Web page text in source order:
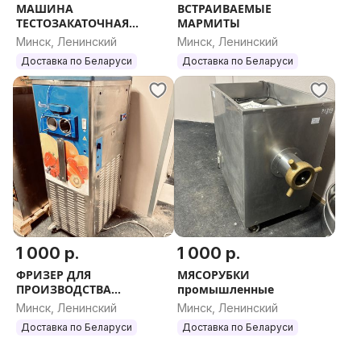
МАШИНА
ТЕСТОЗАКАТОЧНАЯ
МОДЕЛЬ FARGO TL60
Минск, Ленинский
Доставка по Беларуси
ВСТРАИВАЕМЫЕ
МАРМИТЫ
Минск, Ленинский
Доставка по Беларуси
1 000 р.
ФРИЗЕР ДЛЯ
ПРОИЗВОДСТВА
МОРОЖЕНОГО
Минск, Ленинский
Доставка по Беларуси
1 000 р.
МЯСОРУБКИ
промышленные
Минск, Ленинский
Доставка по Беларуси